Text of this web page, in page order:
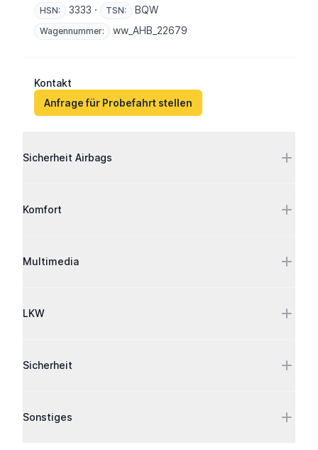
HSN: 3333 · TSN: BQW
Wagennummer: ww_AHB_22679
Kontakt
Anfrage für Probefahrt stellen
Sicherheit Airbags
Komfort
Multimedia
LKW
Sicherheit
Sonstiges